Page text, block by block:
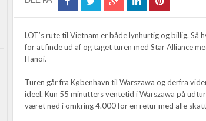
LOT’s rute til Vietnam er både lynhurtig og billig.
for at finde ud af og taget turen med Star Alliance
Hanoi.
Turen går fra København til Warszawa og derfra
ideel. Kun 55 minutters ventetid i Warszawa på
været ned i omkring 4.000 for en retur med alle